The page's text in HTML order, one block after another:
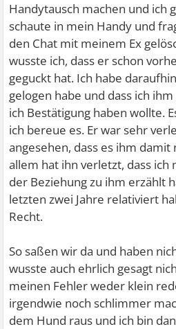
Handytausch machen und ich
schaute in mein Handy und
den Chat mit meinem Ex
wusste ich, dass er schon
geguckt hat. Ich habe
gelogen habe und dass ich
ich Bestätigung haben wollte.
ich bereue es. Er war sehr
angesehen, dass es ihm damit
allem hat ihn verletzt, dass ich
der Beziehung zu ihm erzählt
letzten zwei Jahre relativiert
Recht.
So saßen wir da und haben
wusste auch ehrlich gesagt
meinen Fehler weder klein
irgendwie noch schlimmer
dem Hund raus und ich bin